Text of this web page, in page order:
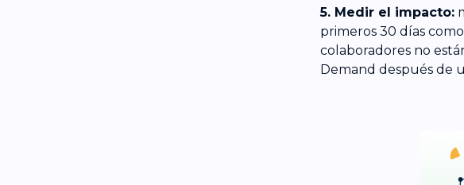
5. Medir el impacto:
primeros 30 días
colaboradores no
Demand después de